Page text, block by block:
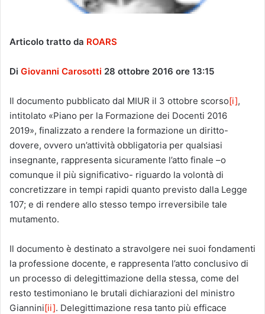
Articolo tratto da ROARS
Di Giovanni Carosotti 28 ottobre 2016 ore 13:15
Il documento pubblicato dal MIUR il 3 ottobre scorso[i],
intitolato «Piano per la Formazione dei Docenti 2016
2019», finalizzato a rendere la formazione un diritto-
dovere, ovvero un’attività obbligatoria per qualsiasi
insegnante, rappresenta sicuramente l’atto finale –o
comunque il più significativo- riguardo la volontà di
concretizzare in tempi rapidi quanto previsto dalla Legge
107; e di rendere allo stesso tempo irreversibile tale
mutamento.
Il documento è destinato a stravolgere nei suoi fondamenti
la professione docente, e rappresenta l’atto conclusivo di
un processo di delegittimazione della stessa, come del
resto testimoniano le brutali dichiarazioni del ministro
Giannini[ii]. Delegittimazione resa tanto più efficace